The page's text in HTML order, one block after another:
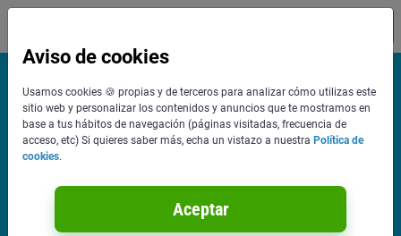
FIBRA EN CASA + 2 LÍNEAS MÓVILES
Y LA 2ª LÍNEA ¡GRATIS!
Fijo con llamadas a fijo infinitas
2 Líneas de GB ∞ + llamadas infinitas
Aviso de cookies
Usamos cookies 🍪 propias y de terceros para analizar cómo utilizas este
sitio web y personalizar los contenidos y anuncios que te mostramos en
base a tus hábitos de navegación (páginas visitadas, frecuencia de
acceso, etc) Si quieres saber más, echa un vistazo a nuestra Política de
cookies.
Aceptar